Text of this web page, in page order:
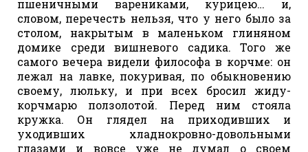
пшеничными варениками, курицею… и,
словом, перечесть нельзя, что у него было за
столом, накрытым в маленьком глиняном
домике среди вишневого садика. Того же
самого вечера видели философа в корчме: он
лежал на лавке, покуривая, по обыкновению
своему, люльку, и при всех бросил жиду-
корчмарю ползолотой. Перед ним стояла
кружка. Он глядел на приходивших и
уходивших хладнокровно-довольными
глазами и вовсе уже не думал о своем